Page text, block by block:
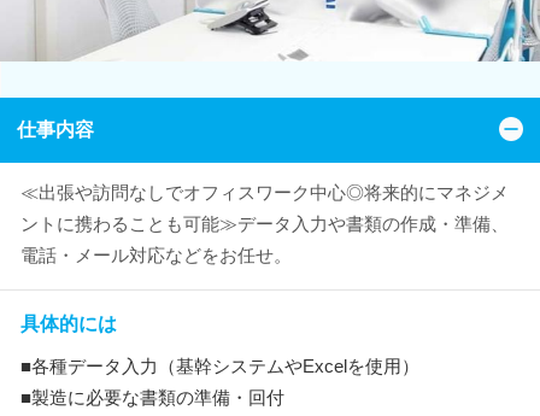
仕事内容
≪出張や訪問なしでオフィスワーク中心◎将来的にマネジメ
ントに携わることも可能≫データ入力や書類の作成・準備、
電話・メール対応などをお任せ。
具体的には
■各種データ入力（基幹システムやExcelを使用）
■製造に必要な書類の準備・回付